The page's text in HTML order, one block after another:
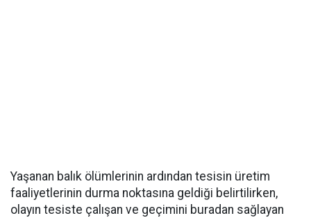
Yaşanan balık ölümlerinin ardından tesisin üretim
faaliyetlerinin durma noktasına geldiği belirtilirken,
olayın tesiste çalışan ve geçimini buradan sağlayan